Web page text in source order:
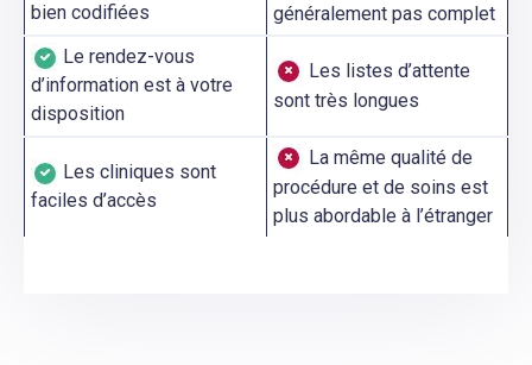
bien codifiées
généralement pas complet
Le rendez-vous
d’information est à votre
disposition
Les listes d’attente
sont très longues
Les cliniques sont
faciles d’accès
La même qualité de
procédure et de soins est
plus abordable à l’étranger